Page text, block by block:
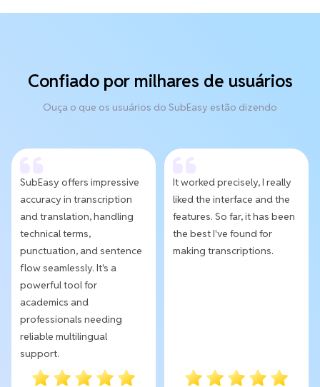
Confiado por milhares de usuários
Ouça o que os usuários do SubEasy estão dizendo
SubEasy offers impressive
accuracy in transcription
and translation, handling
technical terms,
punctuation, and sentence
flow seamlessly. It's a
powerful tool for
academics and
professionals needing
reliable multilingual
support.
It worked precisely, I really
liked the interface and the
features. So far, it has been
the best I've found for
making transcriptions.